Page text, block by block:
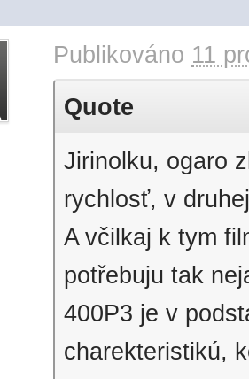
Publikováno 11
Quote
Jirinolku, ogaro
rychlosť, v
A včilkaj k tym
potřebuju tak
400P3 je v
charekteristikú,